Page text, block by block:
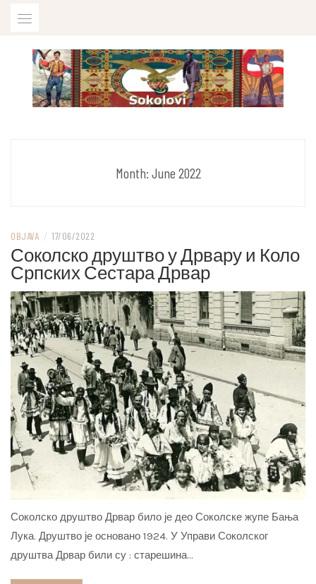
Month: June 2022
OBJAVA / 17/06/2022
Соколско друштво у Дрвару и Коло
Српских Сестара Дрвар
Соколско друштво Дрвар било је део Соколске жупе Бања
Лука. Друштво је основано 1924. У Управи Соколског
друштва Дрвар били су : старешина…